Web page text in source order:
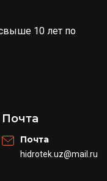
10 лет по
Почта
Почта
hidrotek.uz@mail.ru